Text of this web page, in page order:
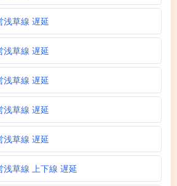
浅草線 遅延
浅草線 遅延
浅草線 遅延
浅草線 遅延
浅草線 遅延
浅草線 上下線 遅延